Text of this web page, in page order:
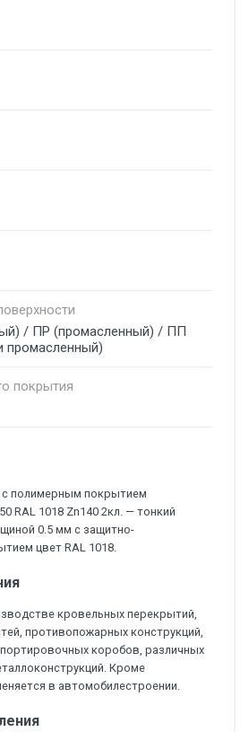
/ ПР (промасленный) / ПП
промасленный)
покрытия
с полимерным покрытием
RAL 1018 Zn140 2кл. — тонкий
0.5 мм с защитно-
цвет RAL 1018.
кровельных перекрытий,
противопожарных конструкций,
коробов, различных
Кроме
в автомобилестроении.